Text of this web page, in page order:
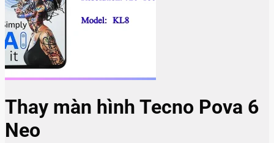
Thay màn hình Tecno Pova 6
Neo